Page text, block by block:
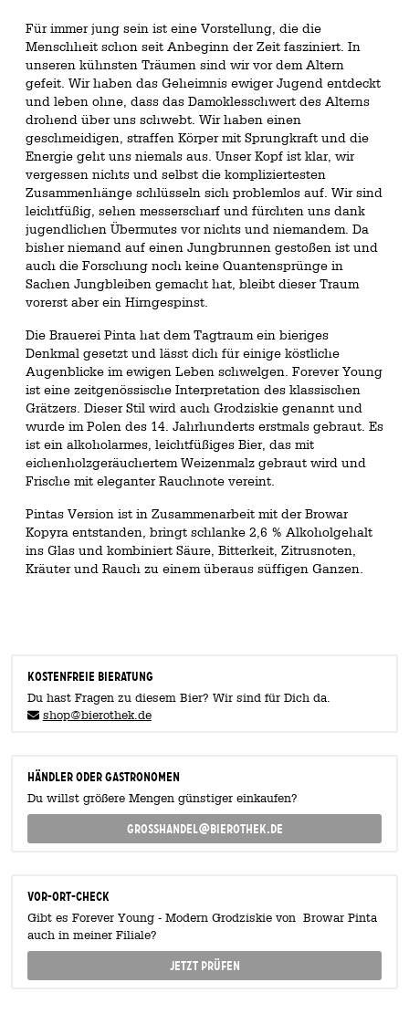
Für immer jung sein ist eine Vorstellung, die die
Menschheit schon seit Anbeginn der Zeit fasziniert. In
unseren kühnsten Träumen sind wir vor dem Altern
gefeit. Wir haben das Geheimnis ewiger Jugend entdeckt
und leben ohne, dass das Damoklesschwert des Alterns
drohend über uns schwebt. Wir haben einen
geschmeidigen, straffen Körper mit Sprungkraft und die
Energie geht uns niemals aus. Unser Kopf ist klar, wir
vergessen nichts und selbst die kompliziertesten
Zusammenhänge schlüsseln sich problemlos auf. Wir sind
leichtfüßig, sehen messerscharf und fürchten uns dank
jugendlichen Übermutes vor nichts und niemandem. Da
bisher niemand auf einen Jungbrunnen gestoßen ist und
auch die Forschung noch keine Quantensprünge in
Sachen Jungbleiben gemacht hat, bleibt dieser Traum
vorerst aber ein Hirngespinst.
Die Brauerei Pinta hat dem Tagtraum ein bieriges
Denkmal gesetzt und lässt dich für einige köstliche
Augenblicke im ewigen Leben schwelgen. Forever Young
ist eine zeitgenössische Interpretation des klassischen
Grätzers. Dieser Stil wird auch Grodziskie genannt und
wurde im Polen des 14. Jahrhunderts erstmals gebraut. Es
ist ein alkoholarmes, leichtfüßiges Bier, das mit
eichenholzgeräuchertem Weizenmalz gebraut wird und
Frische mit eleganter Rauchnote vereint.
Pintas Version ist in Zusammenarbeit mit der Browar
Kopyra entstanden, bringt schlanke 2,6 % Alkoholgehalt
ins Glas und kombiniert Säure, Bitterkeit, Zitrusnoten,
Kräuter und Rauch zu einem überaus süffigen Ganzen.
KOSTENFREIE BIERATUNG
Du hast Fragen zu diesem Bier? Wir sind für Dich da.
shop@bierothek.de
Händler oder Gastronomen
Du willst größere Mengen günstiger einkaufen?
grosshandel@bierothek.de
Vor-Ort-Check
Gibt es Forever Young - Modern Grodziskie von Browar Pinta
auch in meiner Filiale?
Jetzt prüfen